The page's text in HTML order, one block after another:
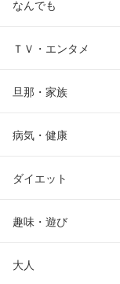
なんでも
ＴＶ・エンタメ
旦那・家族
病気・健康
ダイエット
趣味・遊び
大人